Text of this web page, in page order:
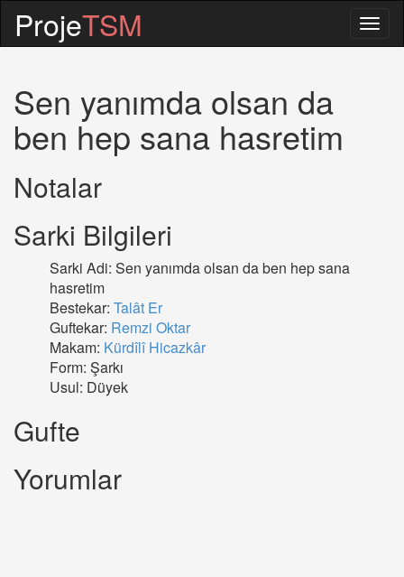
ProjeTSM
Sen yanımda olsan da
ben hep sana hasretim
Notalar
Sarki Bilgileri
Sarki Adi: Sen yanımda olsan da ben hep sana
hasretim
Bestekar: Talât Er
Guftekar: Remzi Oktar
Makam: Kürdîlî Hicazkâr
Form: Şarkı
Usul: Düyek
Gufte
Yorumlar